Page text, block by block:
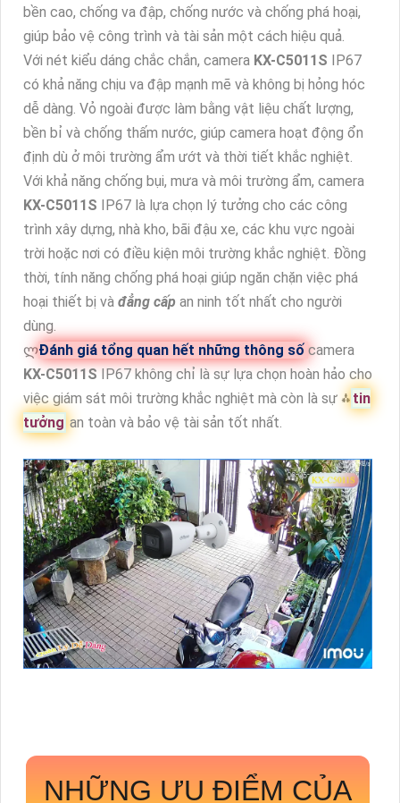
bền cao, chống va đập, chống nước và chống phá hoại,
giúp bảo vệ công trình và tài sản một cách hiệu quả.
Với nét kiểu dáng chắc chắn, camera KX-C5011S
IP67
có khả năng chịu va đập mạnh mẽ và không bị hỏng hóc
dễ dàng. Vỏ ngoài được làm bằng vật liệu chất lượng,
bền bỉ và chống thấm nước, giúp camera hoạt động ổn
định dù ở môi trường ẩm ướt và thời tiết khắc nghiệt.
Với khả năng chống bụi, mưa và môi trường ẩm, camera
KX-C5011S
IP67 là lựa chọn lý tưởng cho các công
trình xây dựng, nhà kho, bãi đậu xe, các khu vực ngoài
trời hoặc nơi có điều kiện môi trường khắc nghiệt. Đồng
thời, tính năng chống phá hoại giúp ngăn chặn việc phá
hoại thiết bị và đẳng cấp an ninh tốt nhất cho người
dùng.
ლĐánh giá tổng quan hết những thông số camera
KX-C5011S
IP67 không chỉ là sự lựa chọn hoàn hảo cho
việc giám sát môi trường khắc nghiệt mà còn là sự ⁂ tin
tưởng an toàn và bảo vệ tài sản tốt nhất.
NHỮNG ƯU ĐIỂM CỦA